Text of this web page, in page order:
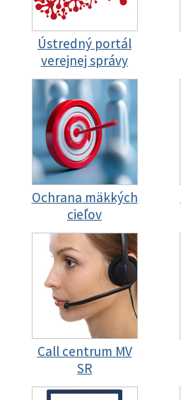
Ústredný portál
verejnej správy
Ochrana mäkkých
cieľov
Call centrum MV
SR